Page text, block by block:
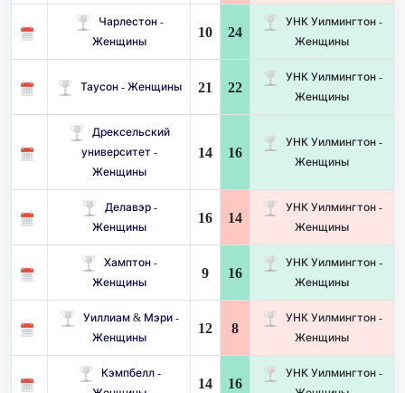
Чарлестон -
Женщины
10 24
УНК Уилмингтон -
Женщины
Таусон - Женщины 21 22
УНК Уилмингтон -
Женщины
Дрексельский
университет -
Женщины
14 16
УНК Уилмингтон -
Женщины
Делавэр -
Женщины
16 14
УНК Уилмингтон -
Женщины
Хамптон -
Женщины
9 16
УНК Уилмингтон -
Женщины
Уиллиам & Мэри -
Женщины
12 8
УНК Уилмингтон -
Женщины
Кэмпбелл -
14 16
УНК Уилмингтон -